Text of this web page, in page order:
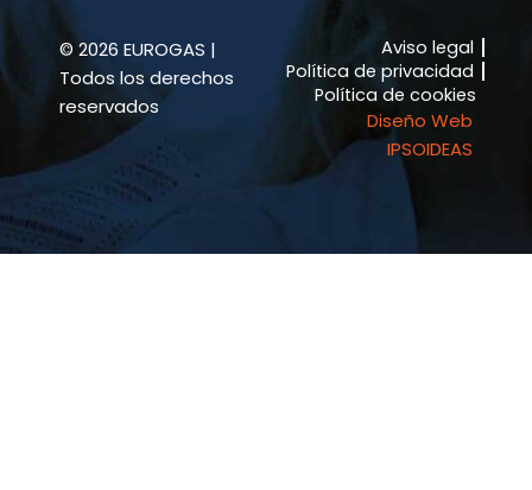
-
f
m
© 2026 EUROGAS |
Todos los derechos
reservados
Aviso legal
Política de privacidad
Política de cookies
Diseño Web
IPSOIDEAS